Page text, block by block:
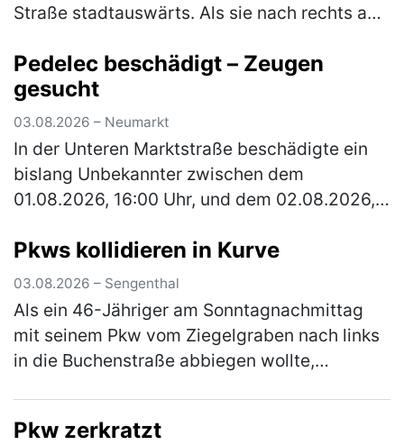
Straße stadtauswärts. Als sie nach rechts auf
66-jährige Radfahrerin, die den…(mehr)
Pedelec beschädigt – Zeugen
gesucht
03.08.2026 – Neumarkt
In der Unteren Marktstraße beschädigte ein
bislang Unbekannter zwischen dem
01.08.2026, 16:00 Uhr, und dem 02.08.2026,
Der Täter baute den Sattel ab und r…
Pkws kollidieren in Kurve
03.08.2026 – Sengenthal
Als ein 46-Jähriger am Sonntagnachmittag
mit seinem Pkw vom Ziegelgraben nach links
in die Buchenstraße abbiegen wollte,
Pkw zerkratzt